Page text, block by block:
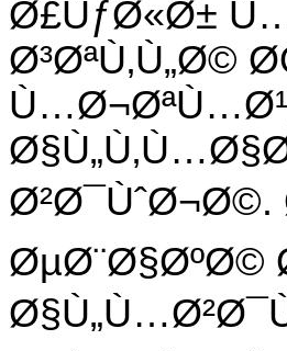
Ø£ÙƒØ«Ø±
Ø³ØªÙ‚Ù„Ø©
Ø²Ø¯ÙˆØ¬Ø©.
ØµØ¨Ø§ØºØ©